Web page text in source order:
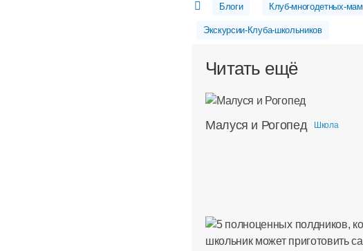
Блоги Клуб-многодетных-мам
Экскурсии-Клуба-школьников
Читать ещё
Малуся и Рогопед Школа